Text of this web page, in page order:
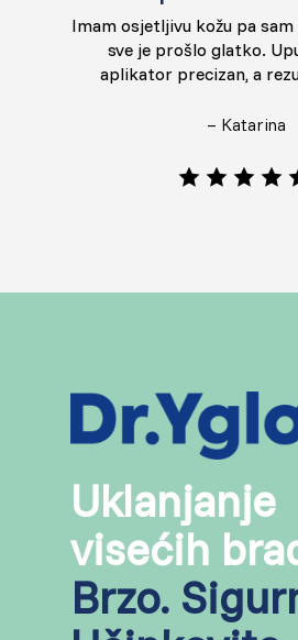
Imam osjetljivu kožu pa
sve je prošlo glatko.
aplikator precizan, a
– Katarina
Uklanjanje
visećih
Brzo.